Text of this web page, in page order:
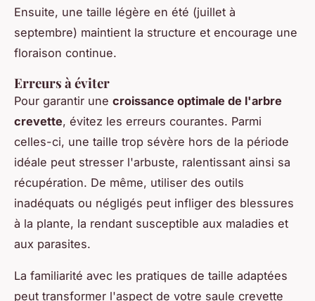
Ensuite, une taille légère en été (juillet à
septembre) maintient la structure et encourage une
floraison continue.
Erreurs à éviter
Pour garantir une croissance optimale de l'arbre
crevette, évitez les erreurs courantes. Parmi
celles-ci, une taille trop sévère hors de la période
idéale peut stresser l'arbuste, ralentissant ainsi sa
récupération. De même, utiliser des outils
inadéquats ou négligés peut infliger des blessures
à la plante, la rendant susceptible aux maladies et
aux parasites.
La familiarité avec les pratiques de taille adaptées
peut transformer l'aspect de votre saule crevette